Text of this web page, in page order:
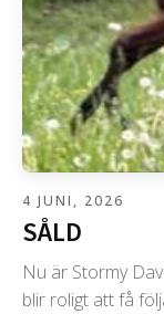
4 JUNI, 2026
SÅLD
Nu är Stormy
blir roligt att få